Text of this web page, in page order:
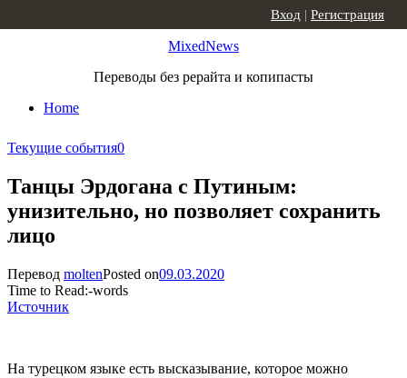
MixedNews
Переводы без рерайта и копипасты
Home
Вход | Регистрация
Текущие события0
Танцы Эрдогана с Путиным:
унизительно, но позволяет сохранить
лицо
Перевод moltenPosted on09.03.2020
Time to Read:-words
Источник
На турецком языке есть высказывание, которое можно